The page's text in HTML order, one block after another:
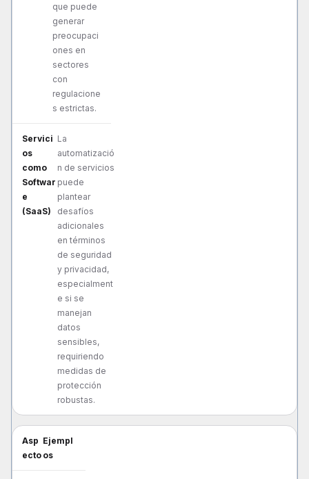
que puede
generar
preocupaci
ones en
sectores
con
regulacione
s estrictas.
La
automatizació
n de servicios
puede
plantear
desafíos
adicionales
en términos
de seguridad
y privacidad,
especialment
e si se
manejan
datos
sensibles,
requiriendo
medidas de
protección
robustas.
Ejempl
os